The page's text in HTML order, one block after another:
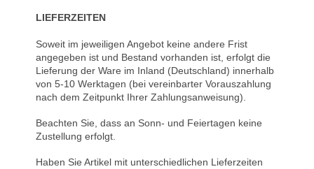
LIEFERZEITEN
Soweit im jeweiligen Angebot keine andere Frist
angegeben ist und Bestand vorhanden ist, erfolgt die
Lieferung der Ware im Inland (Deutschland) innerhalb
von 5-10 Werktagen (bei vereinbarter Vorauszahlung
nach dem Zeitpunkt Ihrer Zahlungsanweisung).
Beachten Sie, dass an Sonn- und Feiertagen keine
Zustellung erfolgt.
Haben Sie Artikel mit unterschiedlichen Lieferzeiten